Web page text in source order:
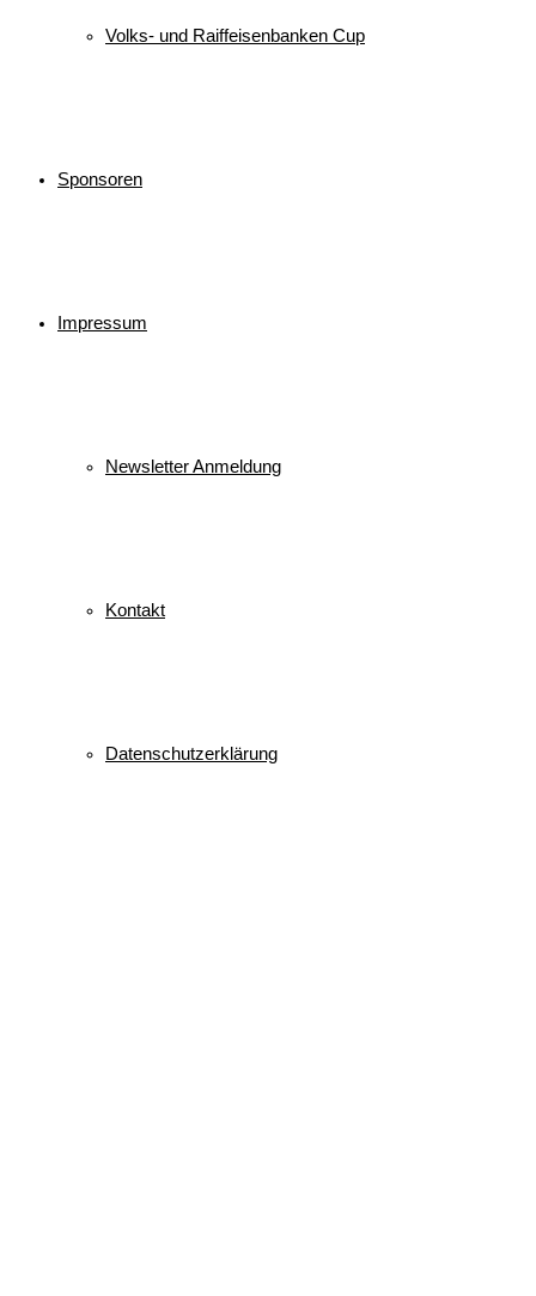
Volks- und Raiffeisenbanken Cup
Sponsoren
Impressum
Newsletter Anmeldung
Kontakt
Datenschutzerklärung